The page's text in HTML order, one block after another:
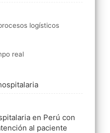
logísticos
real
en Perú con
al paciente